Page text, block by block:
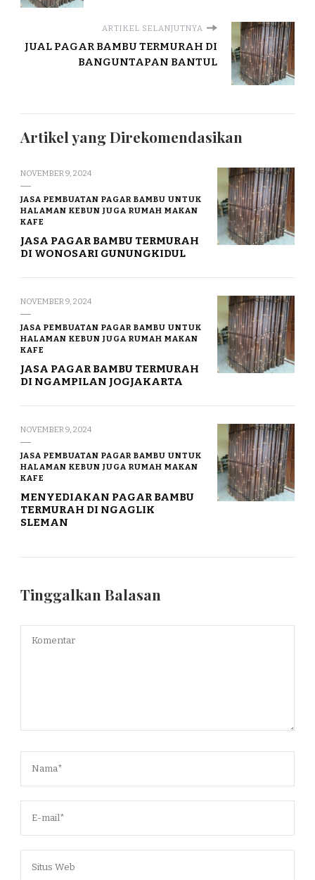
ARTIKEL SELANJUTNYA
JUAL PAGAR BAMBU TERMURAH DI
BANGUNTAPAN BANTUL
Artikel yang Direkomendasikan
NOVEMBER 9, 2024
JASA PEMBUATAN PAGAR BAMBU UNTUK
HALAMAN KEBUN JUGA RUMAH MAKAN
KAFE
JASA PAGAR BAMBU TERMURAH
DI WONOSARI GUNUNGKIDUL
NOVEMBER 9, 2024
JASA PEMBUATAN PAGAR BAMBU UNTUK
HALAMAN KEBUN JUGA RUMAH MAKAN
KAFE
JASA PAGAR BAMBU TERMURAH
DI NGAMPILAN JOGJAKARTA
NOVEMBER 9, 2024
JASA PEMBUATAN PAGAR BAMBU UNTUK
HALAMAN KEBUN JUGA RUMAH MAKAN
KAFE
MENYEDIAKAN PAGAR BAMBU
TERMURAH DI NGAGLIK
SLEMAN
Tinggalkan Balasan